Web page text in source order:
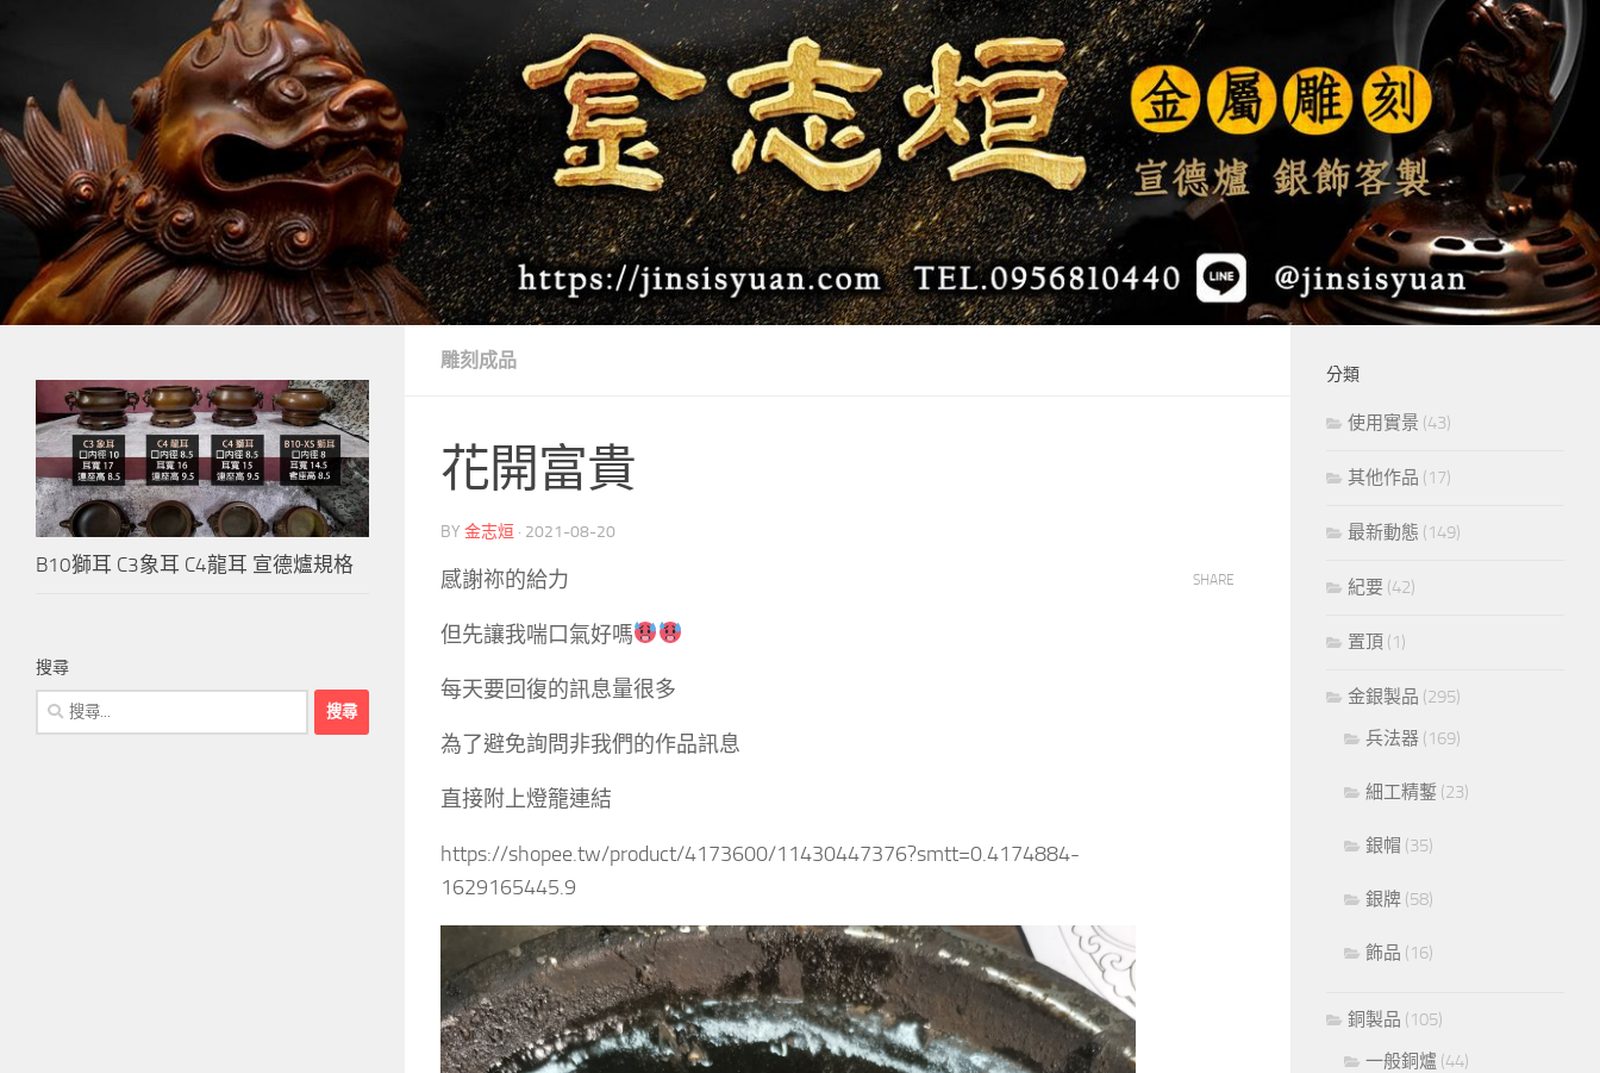
雕刻成品
花開富貴
BY 金志烜 · 2021-08-20
感謝祢的給力
但先讓我喘口氣好嗎
每天要回復的訊息量很多
為了避免詢問非我們的作品訊息
直接附上燈籠連結
https://shopee.tw/product/4173600/11430447376?smtt=0.4174884-
1629165445.9
SHARE
B10獅耳 C3象耳 C4龍耳 宣德爐規格
搜尋
搜
尋
分類
使用實景 (43)
其他作品 (17)
最新動態 (149)
紀要 (42)
置頂 (1)
金銀製品 (295)
兵法器 (169)
細工精鏨 (23)
銀帽 (35)
銀牌 (58)
飾品 (16)
銅製品 (105)
一般銅爐 (44)